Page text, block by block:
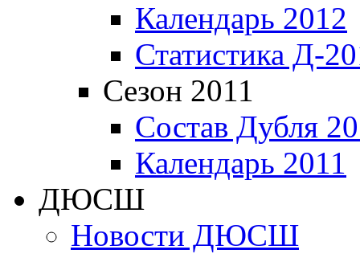
Календарь 2012
Статистика Д-
Сезон 2011
Состав Дубля
Календарь 2011
ДЮСШ
Новости ДЮСШ